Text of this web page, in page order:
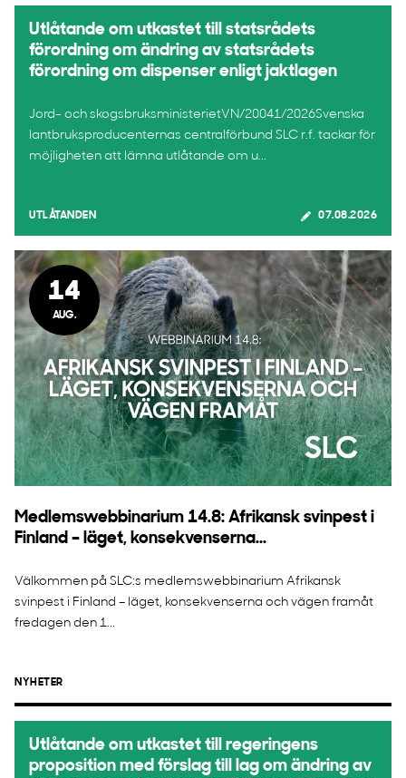
Utlåtande om utkastet till statsrådets
förordning om ändring av statsrådets
förordning om dispenser enligt jaktlagen
Jord- och skogsbruksministerietVN/20041/2026Svenska
lantbruksproducenternas centralförbund SLC r.f. tackar för
möjligheten att lämna utlåtande om u...
UTLÅTANDEN 07.08.2026
14
AUG.
Medlemswebbinarium 14.8: Afrikansk svinpest i
Finland – läget, konsekvenserna...
Välkommen på SLC:s medlemswebbinarium Afrikansk
svinpest i Finland – läget, konsekvenserna och vägen framåt
fredagen den 1...
NYHETER
Utlåtande om utkastet till regeringens
proposition med förslag till lag om ändring av